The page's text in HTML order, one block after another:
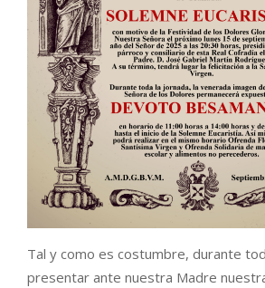
Tal y como es costumbre, durante
presentar ante nuestra Madre